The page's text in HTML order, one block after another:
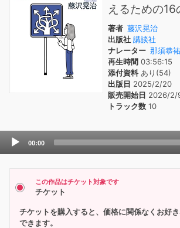
えるための16
著者 藤沢晃治
出版社 講談社
ナレーター 那須恭祐
再生時間 03:56:15
添付資料あり(54)
出版日 2025/2/20
販売開始日 2026/2/
トラック数 10
Audio
00:00
この作品はチケット対象です
チケット
チケットを購入すると、価格に関係なくお好
できます。